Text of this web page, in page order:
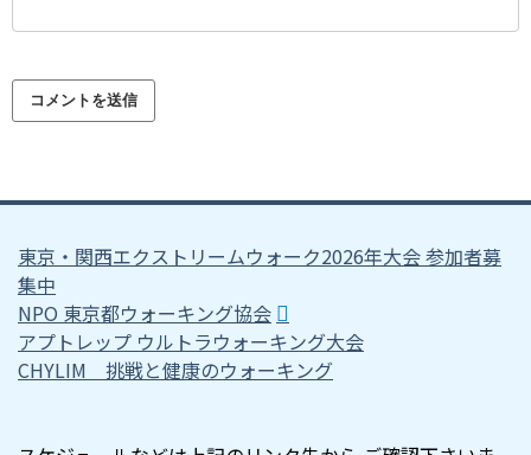
東京・関西エクストリームウォーク2026年大会 参加者募
集中
NPO 東京都ウォーキング協会
アプトレップ ウルトラウォーキング大会
CHYLIM 挑戦と健康のウォーキング